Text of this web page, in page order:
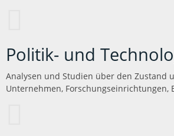
Politik- und
Analysen und Studien über den Zustand
Unternehmen, Forschungseinrichtungen,